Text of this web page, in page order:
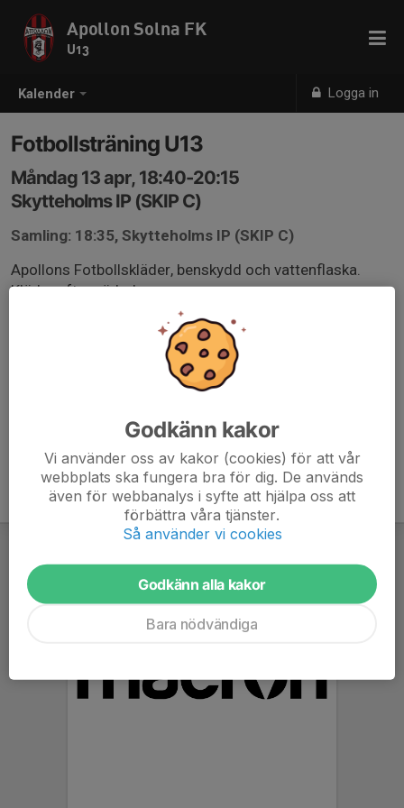
Kalender Logga in
Apollon Solna FK
U13
Fotbollsträning U13
Måndag 13 apr, 18:40-20:15
Skytteholms IP (SKIP C)
Samling: 18:35, Skytteholms IP (SKIP C)
Apollons Fotbollskläder, benskydd och vattenflaska.
Kläder efter väder!
Godkänn kakor
Vi använder oss av kakor (cookies) för att vår
webbplats ska fungera bra för dig. De används
även för webbanalys i syfte att hjälpa oss att
förbättra våra tjänster.
Så använder vi cookies
Godkänn alla kakor
Bara nödvändiga